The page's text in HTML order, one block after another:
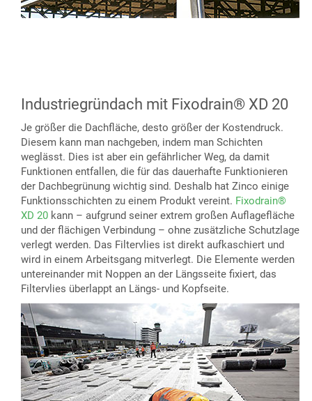
Industriegründach mit Fixodrain® XD 20
Je größer die Dachfläche, desto größer der Kostendruck.
Diesem kann man nachgeben, indem man Schichten
weglässt. Dies ist aber ein gefährlicher Weg, da damit
Funktionen entfallen, die für das dauerhafte Funktionieren
der Dachbegrünung wichtig sind. Deshalb hat Zinco einige
Funktionsschichten zu einem Produkt vereint. Fixodrain®
XD 20 kann – aufgrund seiner extrem großen Auflagefläche
und der flächigen Verbindung – ohne zusätzliche Schutzlage
verlegt werden. Das Filtervlies ist direkt aufkaschiert und
wird in einem Arbeitsgang mitverlegt. Die Elemente werden
untereinander mit Noppen an der Längsseite fixiert, das
Filtervlies überlappt an Längs- und Kopfseite.